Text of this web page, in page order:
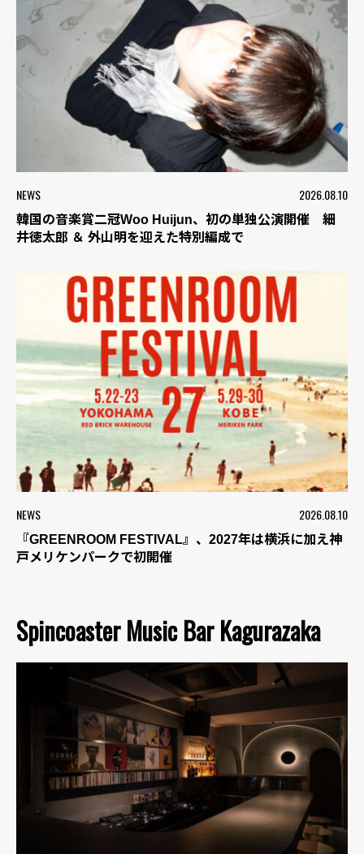
NEWS 2026.08.10
韓国の音楽賞二冠Woo Huijun、初の単独公演開催 細
井徳太郎 ＆ 外山明を迎えた特別編成で
NEWS 2026.08.10
『GREENROOM FESTIVAL』、2027年は横浜に加え神
戸メリケンパークで初開催
Spincoaster Music Bar Kagurazaka